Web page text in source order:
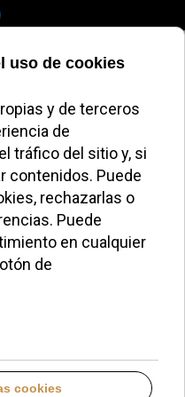
las
y nueva
Roma